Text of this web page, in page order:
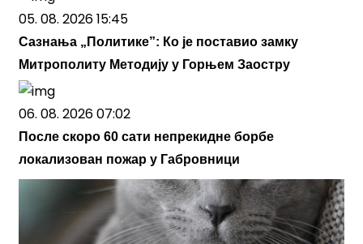
05. 08. 2026 15:45
Сазнања „Политике”: Ко је поставио замку
Митрополиту Методију у Горњем Заостру
06. 08. 2026 07:02
После скоро 60 сати непрекидне борбе
локализован пожар у Габровници